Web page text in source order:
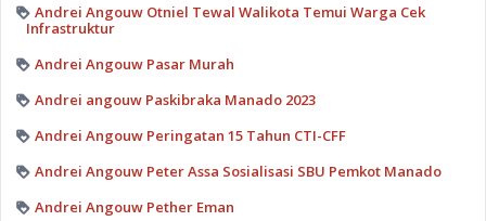
Andrei Angouw Otniel Tewal Walikota Temui Warga Cek
Infrastruktur
Andrei Angouw Pasar Murah
Andrei angouw Paskibraka Manado 2023
Andrei Angouw Peringatan 15 Tahun CTI-CFF
Andrei Angouw Peter Assa Sosialisasi SBU Pemkot Manado
Andrei Angouw Pether Eman